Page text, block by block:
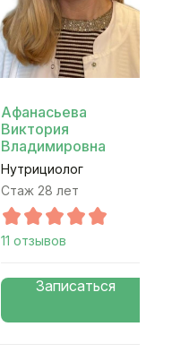
Афанасьева
Виктория
Владимировна
Нутрициолог
Стаж 28 лет
11 отзывов
Записаться